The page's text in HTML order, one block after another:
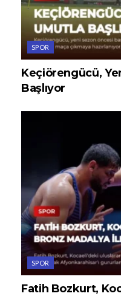
SPOR
Keçiörengücü,
Başlıyor
SPOR
Fatih Bozkurt,